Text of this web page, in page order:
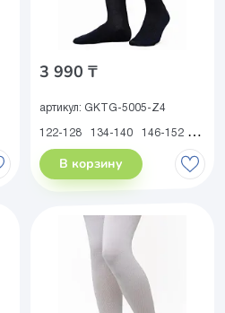
140
3 990 ₸
артикул: GKTG-5005-Z4
122-128 134-140 146-152 158-
В корзину